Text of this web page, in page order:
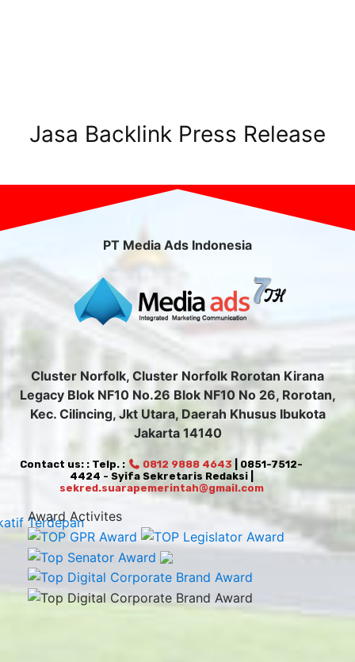
Jasa Backlink Press Release
PT Media Ads Indonesia
Cluster Norfolk, Cluster Norfolk Rorotan Kirana
Legacy Blok NF10 No.26 Blok NF10 No 26, Rorotan,
Kec. Cilincing, Jkt Utara, Daerah Khusus Ibukota
Jakarta 14140
Contact us: : Telp. : 0812 9888 4643 | 0851-7512-
4424 - Syifa Sekretaris Redaksi |
sekred.suarapemerintah@gmail.com
Award Activites